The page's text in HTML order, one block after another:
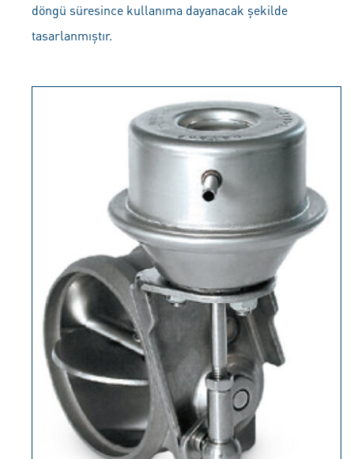
döngü süresince kullanıma dayanacak şekilde
tasarlanmıştır.